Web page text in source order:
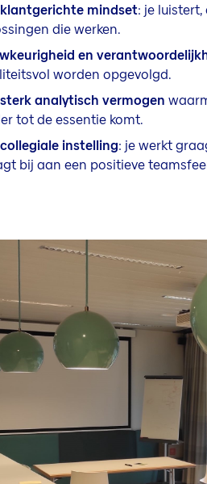
klantgerichte mindset: je
die werken.
en
worden opgevolgd.
sterk analytisch vermogen
tot de essentie komt.
collegiale instelling: je werkt
bij aan een positieve